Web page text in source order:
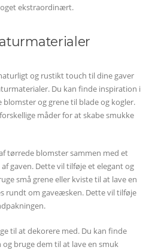
ekstraordinært.
og rustikt touch til dine gaver
Du kan finde inspiration i
og grene til blade og kogler.
måder for at skabe smukke
tørrede blomster sammen med et
gaven. Dette vil tilføje et elegant og
små grene eller kviste til at lave en
rundt om gaveæsken. Dette vil tilføje
til at dekorere med. Du kan finde
bruge dem til at lave en smuk